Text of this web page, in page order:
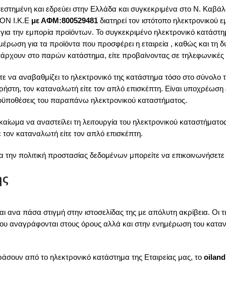
και εδρεύει στην Ελλάδα και συγκεκριμένα στο Ν.
Ι.Κ.Ε με ΑΦΜ:800529481 διατηρεί τον ιστότοπο ηλεκτρονικού
για την εμπορία προϊόντων. Το συγκεκριμένο ηλεκτρονικό
για τα προϊόντα που προσφέρει η εταιρεία , καθώς και τη
στο παρών κατάστημα, είτε προβαίνοντας σε τηλεφωνικές
να αναβαθμίζει το ηλεκτρονικό της κατάστημα τόσο στο
τον καταναλωτή είτε τον απλό επισκέπτη. Είναι υποχρέωση
του παραπάνω ηλεκτρονικού καταστήματος.
να αναστείλει τη λειτουργία του ηλεκτρονικού
τον καταναλωτή είτε τον απλό επισκέπτη.
πολιτική προστασίας δεδομένων μπορείτε να
ανα πάσα στιγμή στην ιστοσελίδας της με απόλυτη ακρίβεια.
αναγράφονται στους όρους αλλά και στην ενημέρωση του
από το ηλεκτρονικό κατάστημα της Εταιρείας μας, το